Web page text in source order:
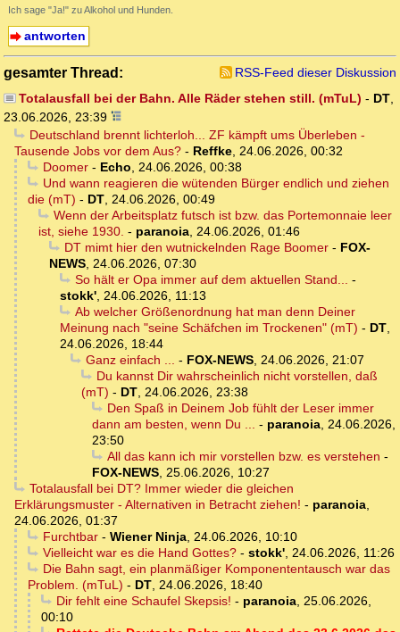
Ich sage "Ja!" zu Alkohol und Hunden.
antworten
gesamter Thread:
RSS-Feed dieser Diskussion
Totalausfall bei der Bahn. Alle Räder stehen still. (mTuL) - DT,
23.06.2026, 23:39
Deutschland brennt lichterloh... ZF kämpft ums Überleben -
Tausende Jobs vor dem Aus? - Reffke, 24.06.2026, 00:32
Doomer- Echo, 24.06.2026, 00:38
Und wann reagieren die wütenden Bürger endlich und ziehen
die (mT) - DT, 24.06.2026, 00:49
Wenn der Arbeitsplatz futsch ist bzw. das Portemonnaie leer
ist, siehe 1930. - paranoia, 24.06.2026, 01:46
DT mimt hier den wutnickelnden Rage Boomer- FOX-
NEWS, 24.06.2026, 07:30
So hält er Opa immer auf dem aktuellen Stand... -
stokk', 24.06.2026, 11:13
Ab welcher Größenordnung hat man denn Deiner
Meinung nach "seine Schäfchen im Trockenen" (mT) - DT,
24.06.2026, 18:44
Ganz einfach ... - FOX-NEWS, 24.06.2026, 21:07
Du kannst Dir wahrscheinlich nicht vorstellen, daß
(mT) - DT, 24.06.2026, 23:38
Den Spaß in Deinem Job fühlt der Leser immer
dann am besten, wenn Du ... - paranoia, 24.06.2026,
23:50
All das kann ich mir vorstellen bzw. es verstehen -
FOX-NEWS, 25.06.2026, 10:27
Totalausfall bei DT? Immer wieder die gleichen
Erklärungsmuster - Alternativen in Betracht ziehen! - paranoia,
24.06.2026, 01:37
Furchtbar- Wiener Ninja, 24.06.2026, 10:10
Vielleicht war es die Hand Gottes?- stokk', 24.06.2026, 11:26
Die Bahn sagt, ein planmäßiger Komponententausch war das
Problem. (mTuL) - DT, 24.06.2026, 18:40
Dir fehlt eine Schaufel Skepsis! - paranoia, 25.06.2026,
00:10